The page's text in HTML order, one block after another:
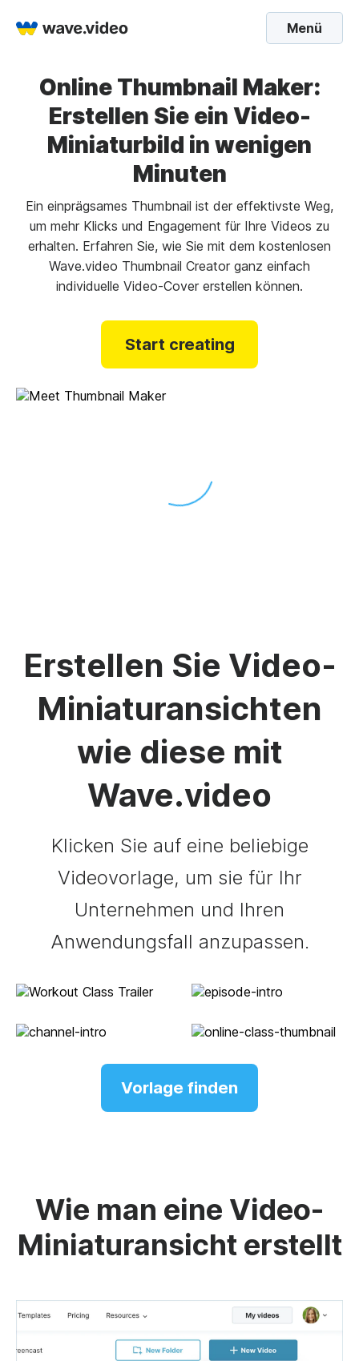
Menü
Online Thumbnail Maker:
Erstellen Sie ein Video-
Miniaturbild in wenigen
Minuten
Ein einprägsames Thumbnail ist der effektivste Weg,
um mehr Klicks und Engagement für Ihre Videos zu
erhalten. Erfahren Sie, wie Sie mit dem kostenlosen
Wave.video Thumbnail Creator ganz einfach
individuelle Video-Cover erstellen können.
Start creating
Erstellen Sie Video-
Miniaturansichten
wie diese mit
Wave.video
Klicken Sie auf eine beliebige
Videovorlage, um sie für Ihr
Unternehmen und Ihren
Anwendungsfall anzupassen.
Vorlage finden
Wie man eine Video-
Miniaturansicht erstellt